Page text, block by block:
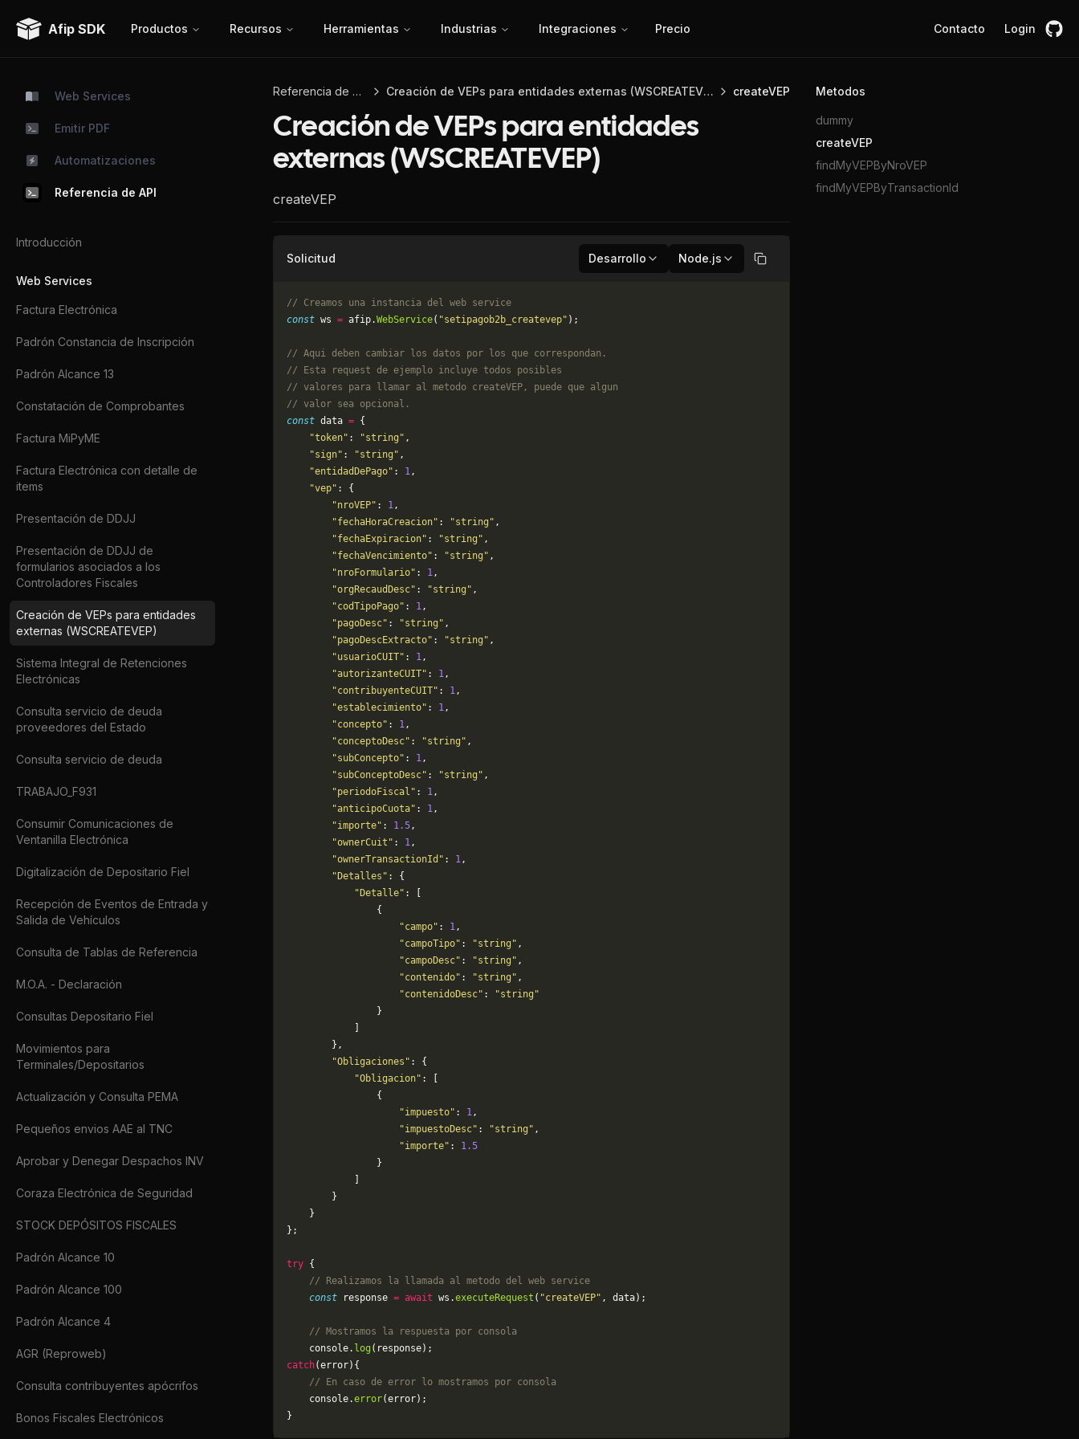
Afip SDK Productos Recursos Herramientas Industrias Integraciones Precio Contacto Login
Web Services
Emitir PDF
Automatizaciones
Referencia de API
Introducción
Web Services
Factura Electrónica
Padrón Constancia de Inscripción
Padrón Alcance 13
Constatación de Comprobantes
Factura MiPyME
Factura Electrónica con detalle de
items
Presentación de DDJJ
Presentación de DDJJ de
formularios asociados a los
Controladores Fiscales
Creación de VEPs para entidades
externas (WSCREATEVEP)
Sistema Integral de Retenciones
Electrónicas
Consulta servicio de deuda
proveedores del Estado
Consulta servicio de deuda
TRABAJO_F931
Consumir Comunicaciones de
Ventanilla Electrónica
Digitalización de Depositario Fiel
Recepción de Eventos de Entrada y
Salida de Vehículos
Consulta de Tablas de Referencia
M.O.A. - Declaración
Consultas Depositario Fiel
Movimientos para
Terminales/Depositarios
Actualización y Consulta PEMA
Pequeños envios AAE al TNC
Aprobar y Denegar Despachos INV
Coraza Electrónica de Seguridad
STOCK DEPÓSITOS FISCALES
Padrón Alcance 10
Padrón Alcance 100
Padrón Alcance 4
AGR (Reproweb)
Consulta contribuyentes apócrifos
Bonos Fiscales Electrónicos
Referencia de API Creación de VEPs para entidades externas (WSCREATEVEP) createVEP
Creación de VEPs para entidades
externas (WSCREATEVEP)
createVEP
Solicitud Desarrollo Node.js Copiar
// Creamos una instancia del web service
const ws = afip.WebService( "setipagob2b_createvep" );
// Aqui deben cambiar los datos por los que correspondan.
// Esta request de ejemplo incluye todos posibles
// valores para llamar al metodo createVEP, puede que algun
// valor sea opcional.
const data = {
    "token"
: "string" ,
    "sign"
: "string" ,
    "entidadDePago"
: 1,
    "vep"
: {
        "nroVEP"
: 1,
        "fechaHoraCreacion"
: "string" ,
        "fechaExpiracion"
: "string" ,
        "fechaVencimiento"
: "string" ,
        "nroFormulario"
: 1,
        "orgRecaudDesc"
: "string" ,
        "codTipoPago"
: 1,
        "pagoDesc"
: "string" ,
        "pagoDescExtracto"
: "string" ,
        "usuarioCUIT"
: 1,
        "autorizanteCUIT"
: 1,
        "contribuyenteCUIT"
: 1,
        "establecimiento"
: 1,
        "concepto"
: 1,
        "conceptoDesc"
: "string" ,
        "subConcepto"
: 1,
        "subConceptoDesc"
: "string" ,
        "periodoFiscal"
: 1,
        "anticipoCuota"
: 1,
        "importe"
: 1.5,
        "ownerCuit"
: 1,
        "ownerTransactionId"
: 1,
        "Detalles"
: {
            "Detalle"
: [
                {
                    "campo"
: 1,
                    "campoTipo"
: "string" ,
                    "campoDesc"
: "string" ,
                    "contenido"
: "string" ,
                    "contenidoDesc"
:
"string"
                }
        },
        "Obligaciones"
: {
            "Obligacion"
: [
                {
                    "impuesto"
: 1,
                    "impuestoDesc"
: "string" ,
                    "importe"
: 1.5
                }
        }
    }
};
try {
    // Realizamos la llamada al metodo del web service
    const
response = await ws.executeRequest ( "createVEP" , data);
    // Mostramos la respuesta por consola
    console.
log (response);
catch(error){
    // En caso de error lo mostramos por consola
	console.
error(error);
}
Metodos
dummy
createVEP
findMyVEPByNroVEP
findMyVEPByTransactionId